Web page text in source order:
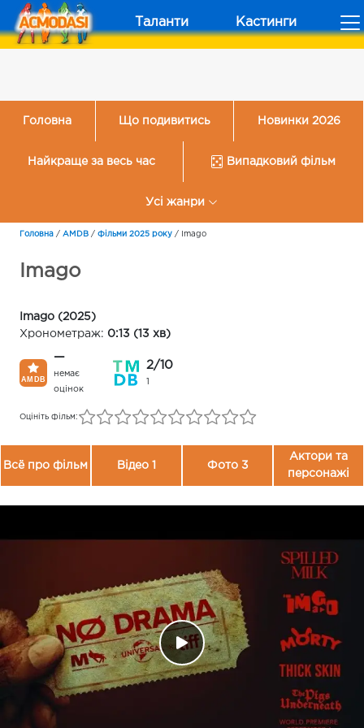
Таланти Кастинги
Головна Що подивитись Новинки 2026
Найкраще за весь час Випадковий фільм
Усі жанри
Головна / AMDB / Фільми 2025 року / Imago
Imago
Imago (2025)
Хронометраж: 0:13 (13 хв)
—
немає
оцінок
2/10
1
Оцініть фільм:
Всё про фільм Відео 1 Фото 3
Актори та
персонажі